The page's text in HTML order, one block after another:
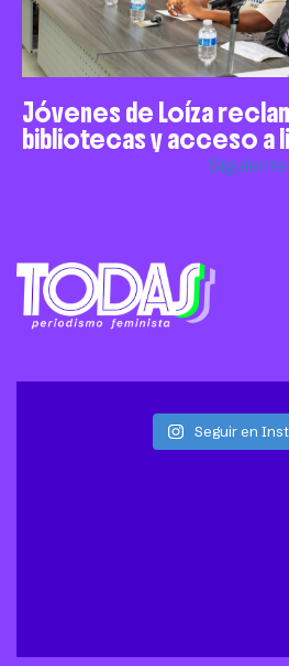
Jóvenes de Loíza
bibliotecas y acceso a
Siguiente
Seguir en